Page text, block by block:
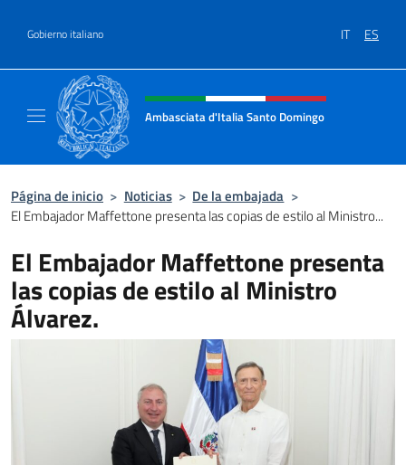
Gobierno italiano IT ES
Encabezado del sitio web,
Ambasciata d'Italia Santo Domingo
Página de inicio > Noticias > De la embajada >
El Embajador Maffettone presenta las copias de estilo al Ministro...
El Embajador Maffettone presenta
las copias de estilo al Ministro
Álvarez.